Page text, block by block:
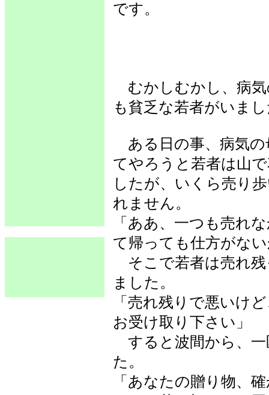
です。
むかしむかし、病気
も貧乏な若者がいま
ある日の事、病気の
てやろうと若者は山
したが、いくら売り
れません。
「ああ、一つも売れ
て帰っても仕方がな
そこで若者は売れ残
ました。
「売れ残りで悪いけ
お受け取り下さい」
すると波間から、一
た。
「あなたの贈り物、